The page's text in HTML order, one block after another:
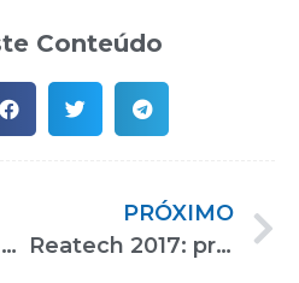
Conteúdo
REATECH 2017: principal evento de reabilitação, inclusão social e acessibilidade do País
PRÓXIMO
Reatech 2017: principal evento de reabilitação, inclusão social e acessibilidade do País